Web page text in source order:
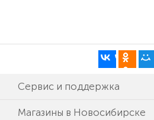
Сервис и поддержка
Магазины в Новосибирске